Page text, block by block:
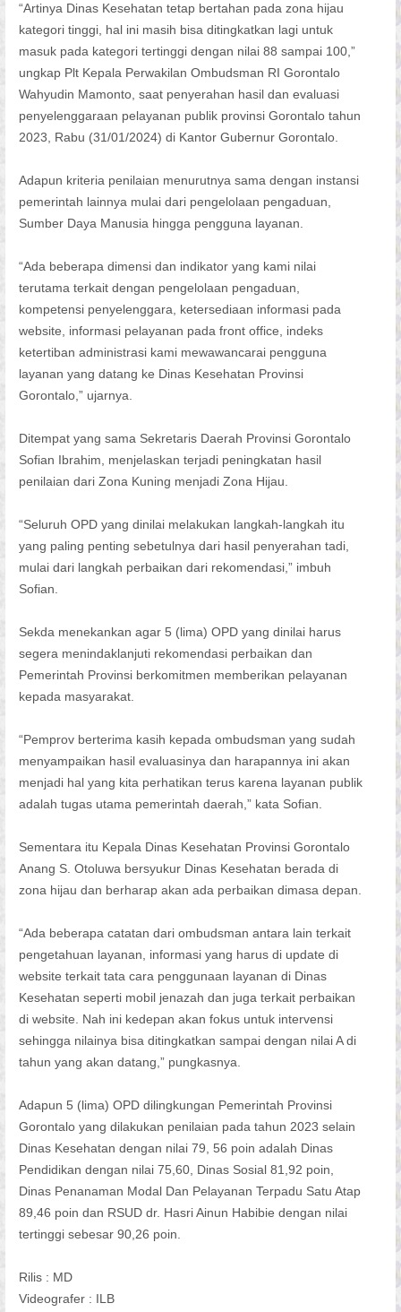
“Artinya Dinas Kesehatan tetap bertahan pada zona hijau
kategori tinggi, hal ini masih bisa ditingkatkan lagi untuk
masuk pada kategori tertinggi dengan nilai 88 sampai 100,”
ungkap Plt Kepala Perwakilan Ombudsman RI Gorontalo
Wahyudin Mamonto, saat penyerahan hasil dan evaluasi
penyelenggaraan pelayanan publik provinsi Gorontalo tahun
2023, Rabu (31/01/2024) di Kantor Gubernur Gorontalo.
Adapun kriteria penilaian menurutnya sama dengan instansi
pemerintah lainnya mulai dari pengelolaan pengaduan,
Sumber Daya Manusia hingga pengguna layanan.
“Ada beberapa dimensi dan indikator yang kami nilai
terutama terkait dengan pengelolaan pengaduan,
kompetensi penyelenggara, ketersediaan informasi pada
website, informasi pelayanan pada front office, indeks
ketertiban administrasi kami mewawancarai pengguna
layanan yang datang ke Dinas Kesehatan Provinsi
Gorontalo,” ujarnya.
Ditempat yang sama Sekretaris Daerah Provinsi Gorontalo
Sofian Ibrahim, menjelaskan terjadi peningkatan hasil
penilaian dari Zona Kuning menjadi Zona Hijau.
“Seluruh OPD yang dinilai melakukan langkah-langkah itu
yang paling penting sebetulnya dari hasil penyerahan tadi,
mulai dari langkah perbaikan dari rekomendasi,” imbuh
Sofian.
Sekda menekankan agar 5 (lima) OPD yang dinilai harus
segera menindaklanjuti rekomendasi perbaikan dan
Pemerintah Provinsi berkomitmen memberikan pelayanan
kepada masyarakat.
“Pemprov berterima kasih kepada ombudsman yang sudah
menyampaikan hasil evaluasinya dan harapannya ini akan
menjadi hal yang kita perhatikan terus karena layanan publik
adalah tugas utama pemerintah daerah,” kata Sofian.
Sementara itu Kepala Dinas Kesehatan Provinsi Gorontalo
Anang S. Otoluwa bersyukur Dinas Kesehatan berada di
zona hijau dan berharap akan ada perbaikan dimasa depan.
“Ada beberapa catatan dari ombudsman antara lain terkait
pengetahuan layanan, informasi yang harus di update di
website terkait tata cara penggunaan layanan di Dinas
Kesehatan seperti mobil jenazah dan juga terkait perbaikan
di website. Nah ini kedepan akan fokus untuk intervensi
sehingga nilainya bisa ditingkatkan sampai dengan nilai A di
tahun yang akan datang,” pungkasnya.
Adapun 5 (lima) OPD dilingkungan Pemerintah Provinsi
Gorontalo yang dilakukan penilaian pada tahun 2023 selain
Dinas Kesehatan dengan nilai 79, 56 poin adalah Dinas
Pendidikan dengan nilai 75,60, Dinas Sosial 81,92 poin,
Dinas Penanaman Modal Dan Pelayanan Terpadu Satu Atap
89,46 poin dan RSUD dr. Hasri Ainun Habibie dengan nilai
tertinggi sebesar 90,26 poin.
Rilis : MD
Videografer : ILB